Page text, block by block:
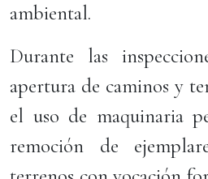
ambiental.
Durante las
apertura de caminos y
el uso de maquinaria
remoción de